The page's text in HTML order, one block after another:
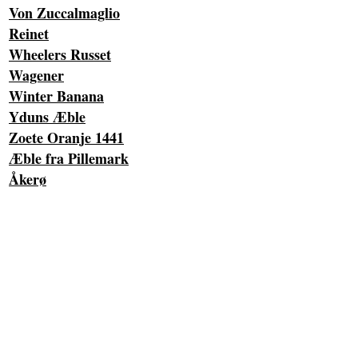
Von Zuccalmaglio
Reinet
Wheelers Russet
Wagener
Winter Banana
Yduns Æble
Zoete Oranje 1441
Æble fra Pillemark
Åkerø